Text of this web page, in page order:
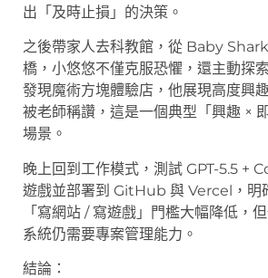
出「及時止損」的決策。
之後帶家人去科教館，從 Baby
橋，小悠悠不僅克服恐懼，還主動探
發現魔術方塊體驗店，他展現高度興
被老師稱讚，這是一個典型「興趣 ×
場景。
晚上回到工作模式，測試 GPT-5.5 +
遊戲並部署到 GitHub 與 Vercel，明
「寫網站 / 寫遊戲」門檻大幅降低，
系統仍需要專案管理能力。
結論：